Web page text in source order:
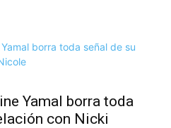
Yamal borra toda
con Nicki